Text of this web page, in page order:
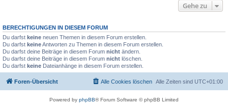
Gehe zu
BERECHTIGUNGEN IN DIESEM FORUM
Du darfst keine neuen Themen in diesem Forum erstellen.
Du darfst keineAntworten zu Themen in diesem Forum erstellen.
Du darfst deine Beiträge in diesem Forum nicht ändern.
Du darfst deine Beiträge in diesem Forum nicht löschen.
Du darfst keine Dateianhänge in diesem Forum erstellen.
Foren-Übersicht Alle Zeiten sind UTC+01:00
Alle Cookies löschen
Powered by phpBB® Forum Software © phpBB Limited